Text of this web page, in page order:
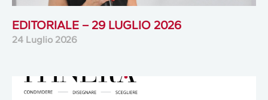
EDITORIALE – 29 LUGLIO 2026
24 Luglio 2026